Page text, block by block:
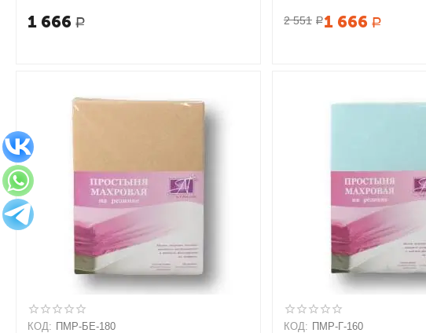
1 666 Р 2 551 Р 1 666 Р
КОД: ПМР-БЕ-180 КОД: ПМР-Г-160